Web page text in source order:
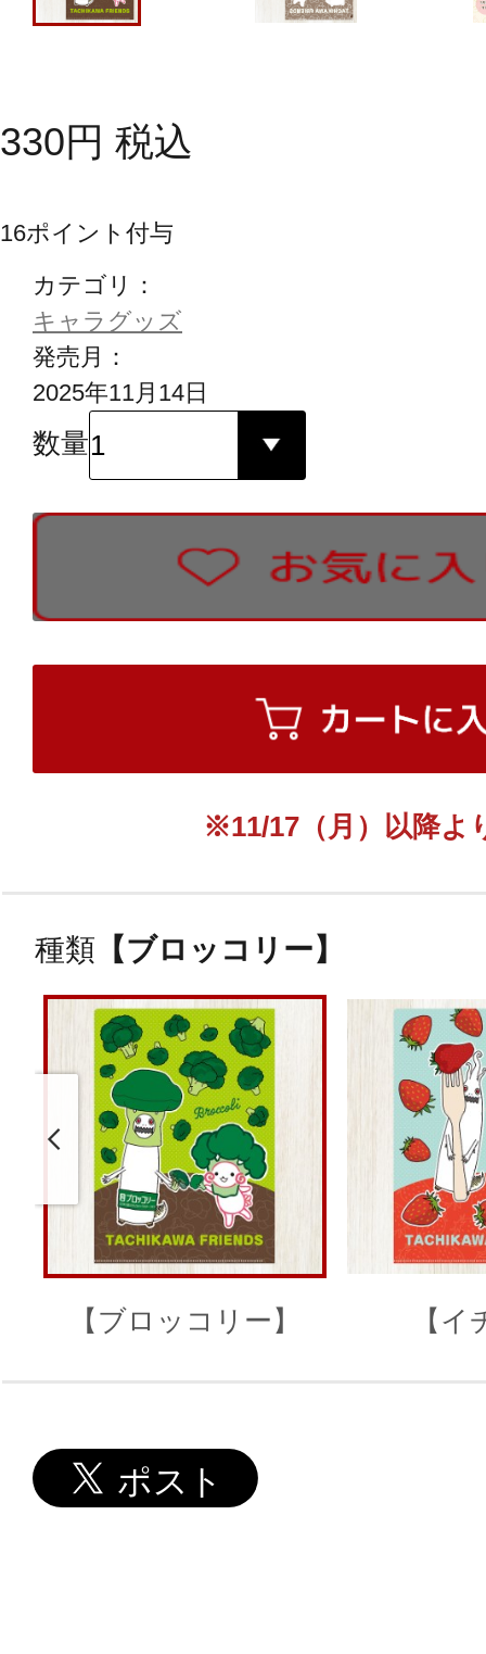
330円 税込
16ポイント付与
カテゴリ：
キャラグッズ
発売月：
2025年11月14日
数量
※11/17（月）以降よ
種類 【ブロッコリー】
【ブロッコリー】 【